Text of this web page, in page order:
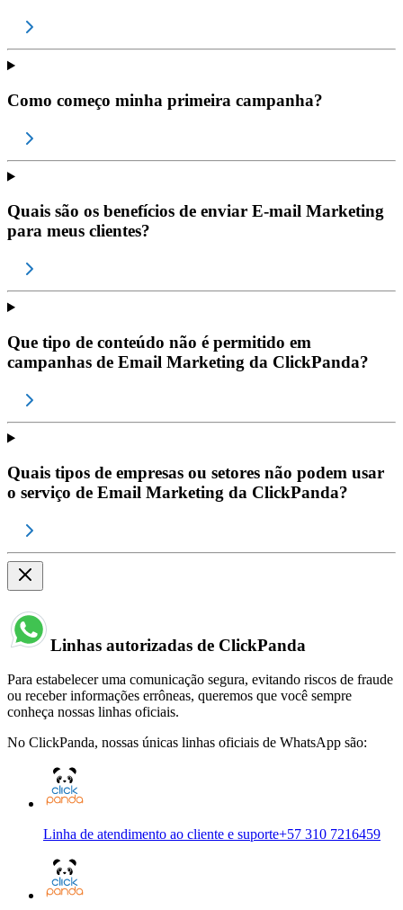
Como começo minha primeira campanha?
Quais são os benefícios de enviar E-mail Marketing
para meus clientes?
Que tipo de conteúdo não é permitido em
campanhas de Email Marketing da ClickPanda?
Quais tipos de empresas ou setores não podem usar
o serviço de Email Marketing da ClickPanda?
Linhas autorizadas de ClickPanda
Para estabelecer uma comunicação segura, evitando riscos de fraude
ou receber informações errôneas, queremos que você sempre
conheça nossas linhas oficiais.
No ClickPanda, nossas únicas linhas oficiais de WhatsApp são:
Linha de atendimento ao cliente e suporte+57 310 7216459